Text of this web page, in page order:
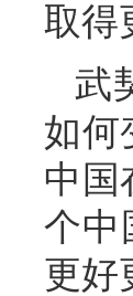
取得
武
如何
中国
个中
更好